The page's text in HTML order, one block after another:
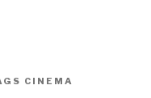
CINEMA